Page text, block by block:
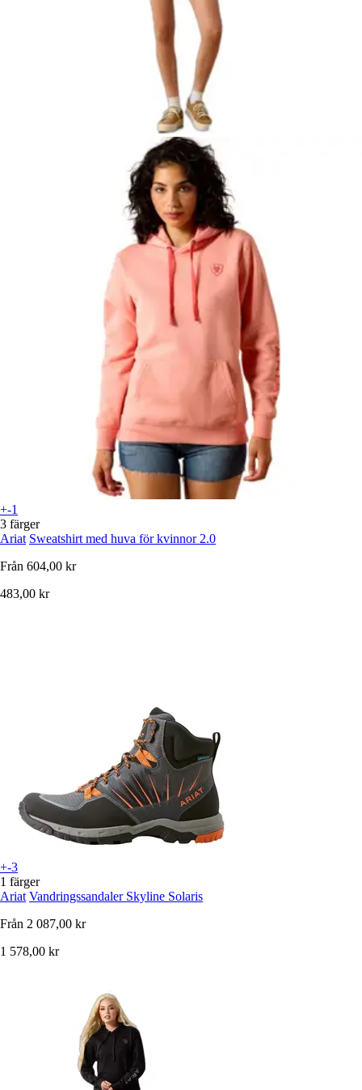
+-1
3 färger
Ariat Sweatshirt med huva för kvinnor 2.0
Från 604,00 kr
483,00 kr
+-3
1 färger
Ariat Vandringssandaler Skyline Solaris
Från 2 087,00 kr
1 578,00 kr